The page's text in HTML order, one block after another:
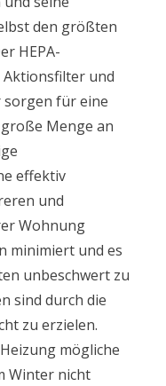
den größten
HEPA-
und
für eine
Menge an
effektiv
und
Wohnung
minimiert und es
unbeschwert zu
sind durch die
zu erzielen.
mögliche
Winter nicht